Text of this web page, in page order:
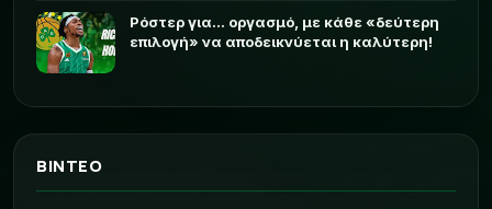
Ρόστερ για... οργασμό, με κάθε «δεύτερη
επιλογή» να αποδεικνύεται η καλύτερη!
ΒΙΝΤΕΟ